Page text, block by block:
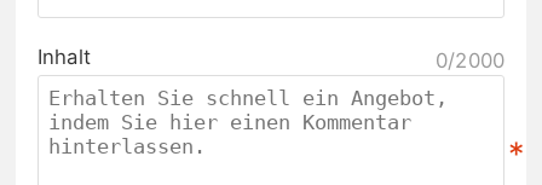
Inhalt 0/2000
*